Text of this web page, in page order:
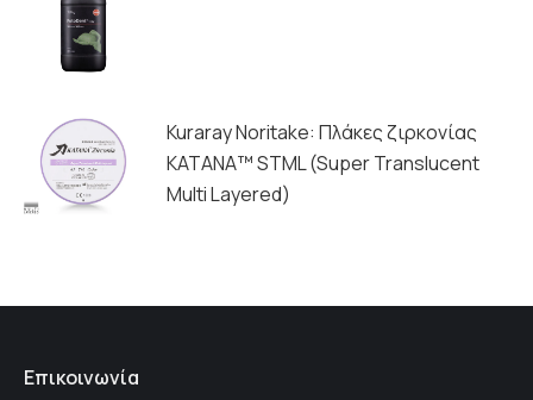
Kuraray Noritake: Πλάκες ζιρκονίας
ΚΑΤΑΝΑ™ STML (Super Translucent
Multi Layered)
Επικοινωνία